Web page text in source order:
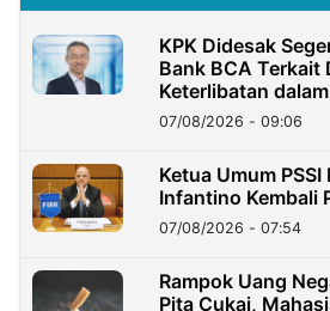
KPK Didesak
Bank BCA Terkait
Keterlibatan
Dana Nasabah
07/08/2026 - 09:06
Ketua Umum
Infantino Kembali
07/08/2026 - 07:54
Rampok Uang
Pita Cukai,